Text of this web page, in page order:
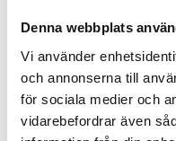
Denna webbplats
Vi använder
och annonserna till
för sociala medier och
vidarebefordrar även
privat och offentlig miljö.
utgångar samt
Westal Tratt
exklusive ljuskälla.